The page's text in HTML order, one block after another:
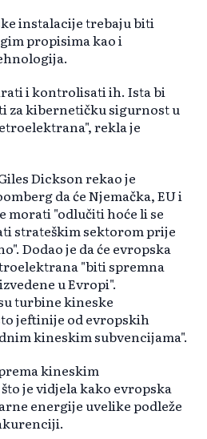
instalacije trebaju biti
propisima kao i
i kontrolisati ih. Ista bi
za kibernetičku sigurnost u
rekla je
Dickson rekao je
da će Njemačka, EU i
morati "odlučiti hoće li se
strateškim sektorom prije
Dodao je da će evropska
"biti spremna
u Evropi".
turbine kineske
jeftinije od evropskih
kineskim subvencijama".
kineskim
je vidjela kako evropska
energije uvelike podleže